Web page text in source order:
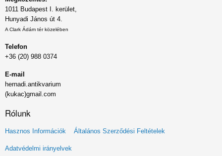
1011 Budapest I. kerület,
Hunyadi János út 4.
A Clark Ádám tér közelében
Telefon
+36 (20) 988 0374
E-mail
hernadi.antikvarium
(kukac)gmail.com
Rólunk
Lábléc
menü
Hasznos Információk Általános Szerződési Feltételek
Adatvédelmi irányelvek